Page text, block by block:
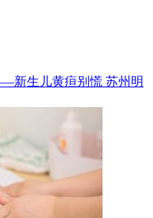
新生儿黄疸别慌 苏州明